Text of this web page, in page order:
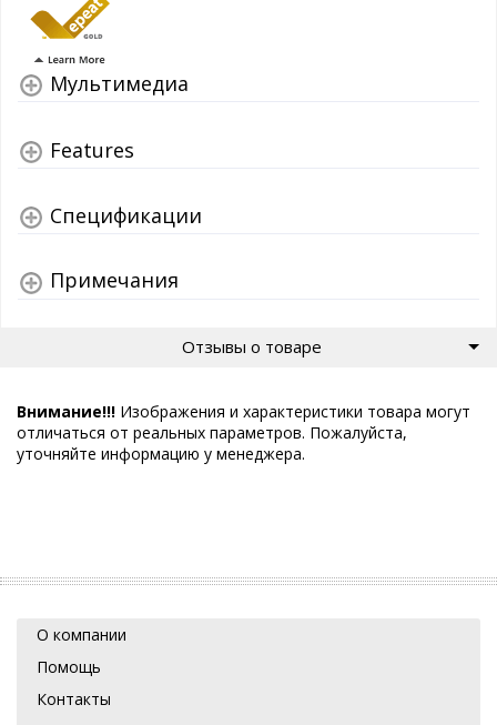
Мультимедиа
Features
Спецификации
Примечания
Отзывы о товаре
Внимание!!! Изображения и характеристики товара могут
отличаться от реальных параметров. Пожалуйста,
уточняйте информацию у менеджера.
О компании
Помощь
Контакты